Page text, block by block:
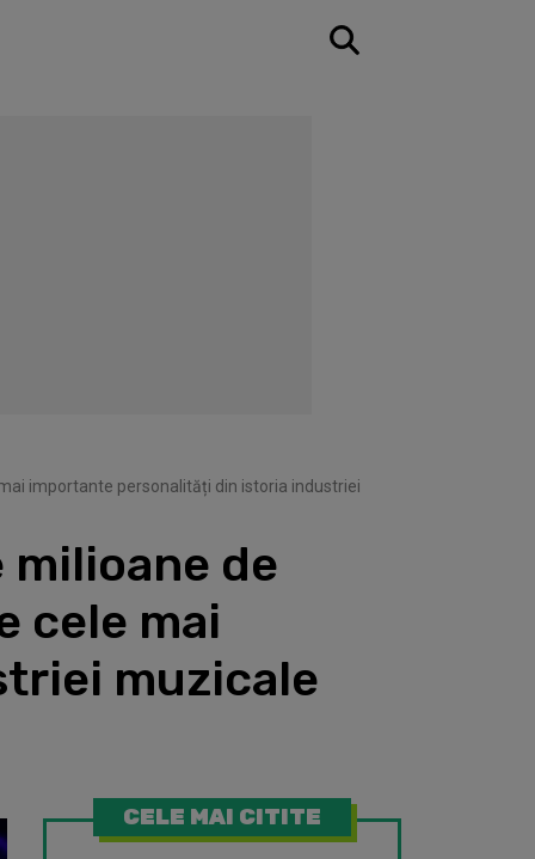
importante personalități din istoria industriei
milioane de
cele mai
muzicale
CELE MAI CITITE